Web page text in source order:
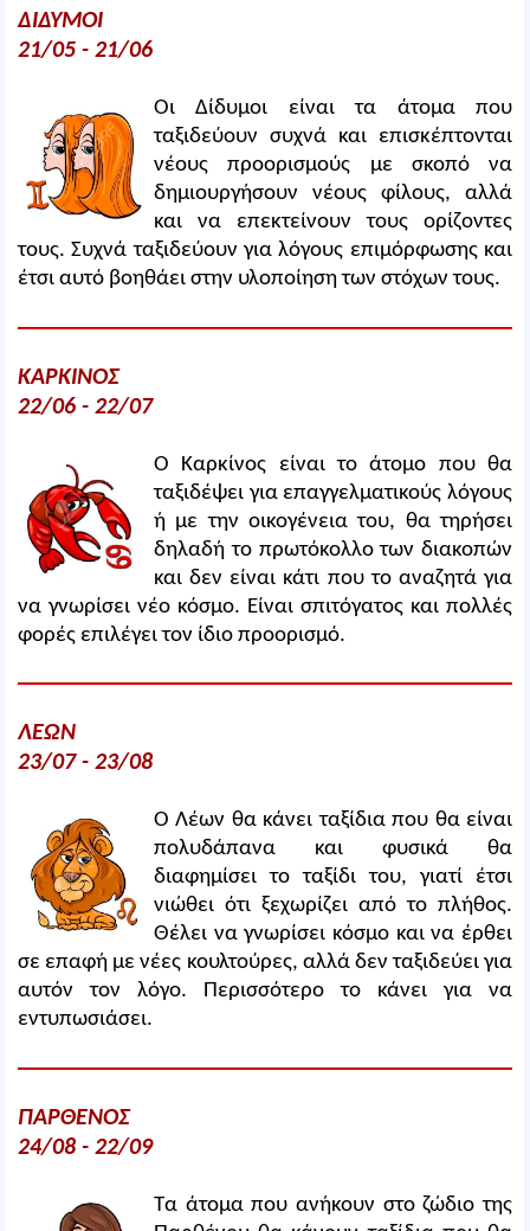
ΔΙΔΥΜΟΙ
21/05 - 21/06
Οι Δίδυμοι είναι τα άτομα που
ταξιδεύουν συχνά και επισκέπτονται
νέους προορισμούς με σκοπό να
δημιουργήσουν νέους φίλους, αλλά
και να επεκτείνουν τους ορίζοντες
τους. Συχνά ταξιδεύουν για λόγους επιμόρφωσης και
έτσι αυτό βοηθάει στην υλοποίηση των στόχων τους.
ΚΑΡΚΙΝΟΣ
22/06 - 22/07
Ο Καρκίνος είναι το άτομο που θα
ταξιδέψει για επαγγελματικούς λόγους
ή με την οικογένεια του, θα τηρήσει
δηλαδή το πρωτόκολλο των διακοπών
και δεν είναι κάτι που το αναζητά για
να γνωρίσει νέο κόσμο. Είναι σπιτόγατος και πολλές
φορές επιλέγει τον ίδιο προορισμό.
ΛΕΩΝ
23/07 - 23/08
Ο Λέων θα κάνει ταξίδια που θα είναι
πολυδάπανα και φυσικά θα
διαφημίσει το ταξίδι του, γιατί έτσι
νιώθει ότι ξεχωρίζει από το πλήθος.
Θέλει να γνωρίσει κόσμο και να έρθει
σε επαφή με νέες κουλτούρες, αλλά δεν ταξιδεύει για
αυτόν τον λόγο. Περισσότερο το κάνει για να
εντυπωσιάσει.
ΠΑΡΘΕΝΟΣ
24/08 - 22/09
Τα άτομα που ανήκουν στο ζώδιο της